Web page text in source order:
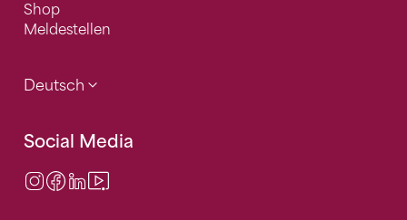
Shop
Meldestellen
Deutsch
Social Media
Instagram
Facebook
LinkedIn